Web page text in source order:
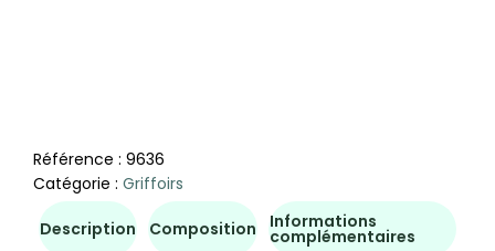
Référence : 9636
Catégorie : Griffoirs
Description Composition Informations
complémentaires